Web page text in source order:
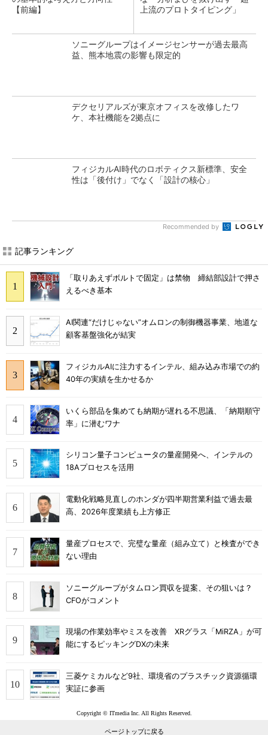
【前編】
上流のプロトタイピング」
ソニーグループはイメージセンサーが過去最高
益、熊本地震の影響も限定的
デクセリアルズが東京オフィスを改修したワ
ケ、本社機能を2拠点に
フィジカルAI時代のロボティクス新標準、安全
性は「後付け」でなく「設計の核心」
Recommended by
記事ランキング
「取りあえずボルトで固定」は禁物 締結部設計で押さ
えるべき基本
AI関連“だけじゃない”オムロンの制御機器事業、地道な
顧客基盤強化が結実
フィジカルAIに注力するインテル、組み込み市場での約
40年の実績を生かせるか
いくら部品を集めても納期が遅れる不思議、「納期順守
率」に潜むワナ
シリコン量子コンピュータの量産開発へ、インテルの
18Aプロセスを活用
電動化戦略見直しのホンダが四半期営業利益で過去最
高、2026年度業績も上方修正
量産プロセスで、完璧な量産（組み立て）と検査ができ
ない理由
ソニーグループがタムロン買収を提案、その狙いは？
CFOがコメント
現場の作業効率やミスを改善 XRグラス「MiRZA」が可
能にするピッキングDXの未来
三菱ケミカルなど9社、環境省のプラスチック資源循環
実証に参画
Copyright © ITmedia Inc. All Rights Reserved.
ページトップに戻る